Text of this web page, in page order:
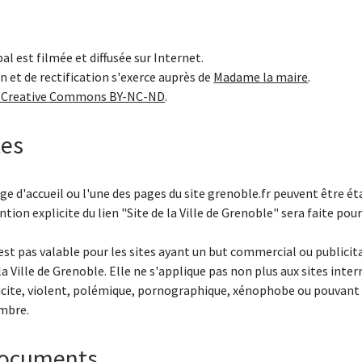
est filmée et diffusée sur Internet.
et de rectification s'exerce auprès de Madame la maire.
Commons BY-NC-ND.
d'accueil ou l'une des pages du site grenoble.fr peuvent être
explicite du lien "Site de la Ville de Grenoble" sera faite
pas valable pour les sites ayant un but commercial ou
Ville de Grenoble. Elle ne s'applique pas non plus aux sites
violent, polémique, pornographique, xénophobe ou